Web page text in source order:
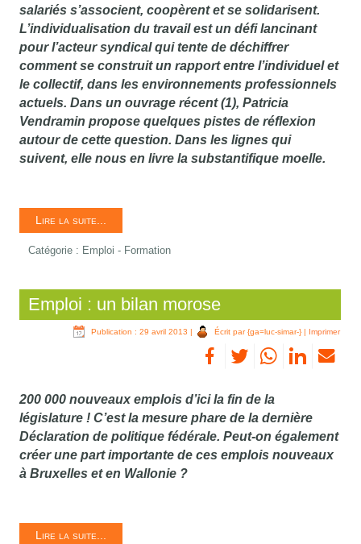
salariés s’associent, coopèrent et se solidarisent.
L’individualisation du travail est un défi lancinant
pour l’acteur syndical qui tente de déchiffrer
comment se construit un rapport entre l’individuel et
le collectif, dans les environnements professionnels
actuels. Dans un ouvrage récent (1), Patricia
Vendramin propose quelques pistes de réflexion
autour de cette question. Dans les lignes qui
suivent, elle nous en livre la substantifique moelle.
Lire la suite...
Catégorie : Emploi - Formation
Emploi : un bilan morose
Publication : 29 avril 2013 | Écrit par {ga=luc-simar-} | Imprimer
200 000 nouveaux emplois d’ici la fin de la
législature ! C’est la mesure phare de la dernière
Déclaration de politique fédérale. Peut-on également
créer une part importante de ces emplois nouveaux
à Bruxelles et en Wallonie ?
Lire la suite...